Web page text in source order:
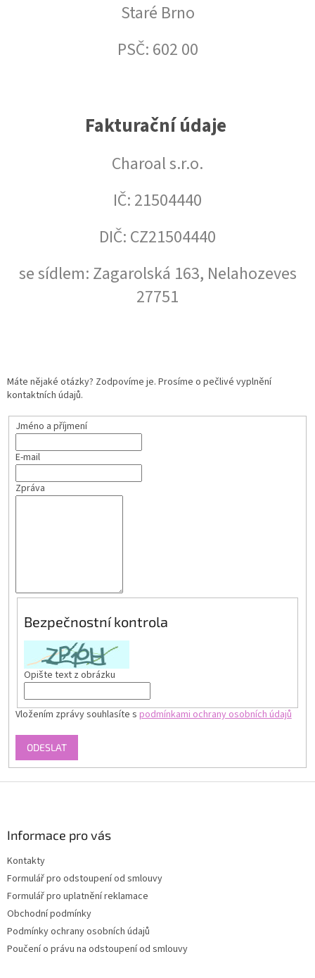
Staré Brno
PSČ: 602 00
Fakturační údaje
Charoal s.r.o.
IČ: 21504440
DIČ: CZ21504440
se sídlem: Zagarolská 163, Nelahozeves
27751
Máte nějaké otázky? Zodpovíme je. Prosíme o pečlivé vyplnění
kontaktních údajů.
Jméno a příjmení
E-mail
Zpráva
Bezpečnostní kontrola
Opište text z obrázku
Vložením zprávy souhlasíte s podmínkami ochrany osobních údajů
ODESLAT
Informace pro vás
Kontakty
Formulář pro odstoupení od smlouvy
Formulář pro uplatnění reklamace
Obchodní podmínky
Podmínky ochrany osobních údajů
Poučení o právu na odstoupení od smlouvy